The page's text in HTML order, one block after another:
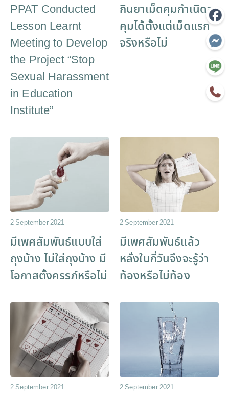
PPAT Conducted
Lesson Learnt
Meeting to Develop
the Project “Stop
Sexual Harassment
in Education
Institute”
กินยาเม็ดคุมกำเนิดจะ
คุมได้ตั้งแต่เม็ดแรก
จริงหรือไม่
2 September 2021
มีเพศสัมพันธ์แบบใส่
ถุงบ้าง ไม่ใส่ถุงบ้าง มี
โอกาสตั้งครรภ์หรือไม่
2 September 2021
มีเพศสัมพันธ์แล้ว
หลั่งในกี่วันจึงจะรู้ว่า
ท้องหรือไม่ท้อง
2 September 2021 2 September 2021